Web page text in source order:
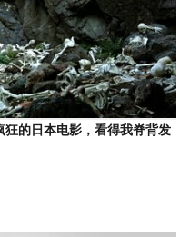
狂的日本电影，看得我脊背发